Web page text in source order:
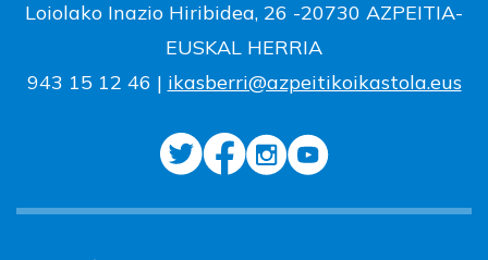
Loiolako Inazio Hiribidea, 26 -20730 AZPEITIA-
EUSKAL HERRIA
943 15 12 46 | ikasberri@azpeitikoikastola.eus